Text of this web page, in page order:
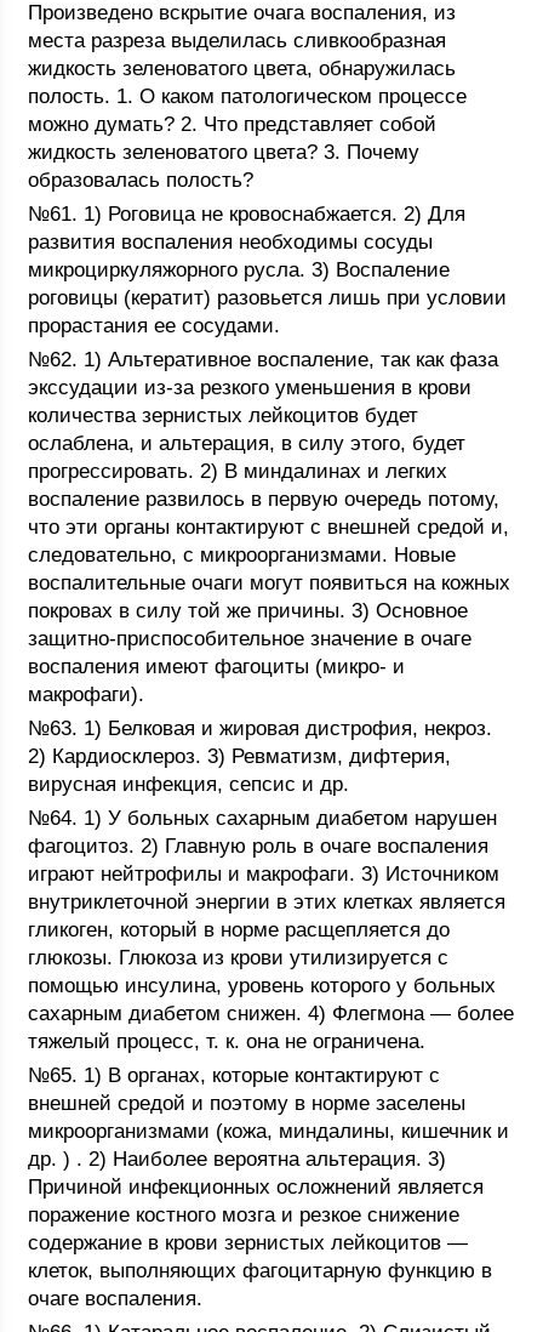
Произведено вскрытие очага воспаления, из
места разреза выделилась сливкообразная
жидкость зеленоватого цвета, обнаружилась
полость. 1. О каком патологическом процессе
можно думать? 2. Что представляет собой
жидкость зеленоватого цвета? 3. Почему
образовалась полость?
№61. 1) Роговица не кровоснабжается. 2) Для
развития воспаления необходимы сосуды
микроциркуляжорного русла. 3) Воспаление
роговицы (кератит) разовьется лишь при условии
прорастания ее сосудами.
№62. 1) Альтеративное воспаление, так как фаза
экссудации из-за резкого уменьшения в крови
количества зернистых лейкоцитов будет
ослаблена, и альтерация, в силу этого, будет
прогрессировать. 2) В миндалинах и легких
воспаление развилось в первую очередь потому,
что эти органы контактируют с внешней средой и,
следовательно, с микроорганизмами. Новые
воспалительные очаги могут появиться на кожных
покровах в силу той же причины. 3) Основное
защитно-приспособительное значение в очаге
воспаления имеют фагоциты (микро- и
макрофаги).
№63. 1) Белковая и жировая дистрофия, некроз.
2) Кардиосклероз. 3) Ревматизм, дифтерия,
вирусная инфекция, сепсис и др.
№64. 1) У больных сахарным диабетом нарушен
фагоцитоз. 2) Главную роль в очаге воспаления
играют нейтрофилы и макрофаги. 3) Источником
внутриклеточной энергии в этих клетках является
гликоген, который в норме расщепляется до
глюкозы. Глюкоза из крови утилизируется с
помощью инсулина, уровень которого у больных
сахарным диабетом снижен. 4) Флегмона — более
тяжелый процесс, т. к. она не ограничена.
№65. 1) В органах, которые контактируют с
внешней средой и поэтому в норме заселены
микроорганизмами (кожа, миндалины, кишечник и
др. ) . 2) Наиболее вероятна альтерация. 3)
Причиной инфекционных осложнений является
поражение костного мозга и резкое снижение
содержание в крови зернистых лейкоцитов —
клеток, выполняющих фагоцитарную функцию в
очаге воспаления.